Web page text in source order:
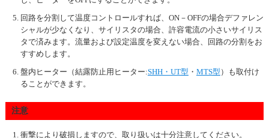
回路を分割して温度コントロールすれば、ON－OFFの場合デファレン
シャルが少なくなり、サイリスタの場合、許容電流の小さいサイリス
タで済みます。流量および設定温度を変えない場合、回路の分割をお
すすめします。
盤内ヒーター（結露防止用ヒーター:SHH・UT型 ・ MTS型 ）も取付け
ることができます。
注意
衝撃により破損しますので、取り扱いは十分注意してください。